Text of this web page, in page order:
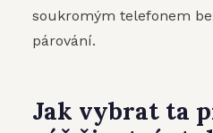
soukromým telefonem
párování.
Jak vybrat ta